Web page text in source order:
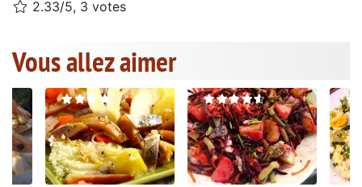
2.33/5, 3 votes
Vous allez aimer